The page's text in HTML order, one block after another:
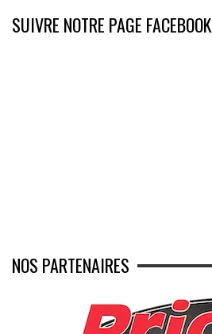
SUIVRE NOTRE PAGE FACEBOOK
NOS PARTENAIRES